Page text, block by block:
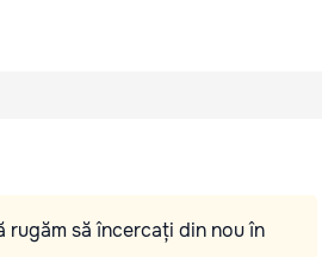
să încercați din nou în